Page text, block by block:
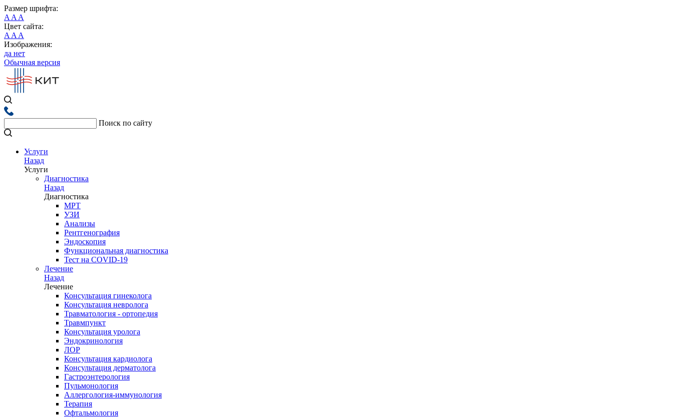
Размер шрифта:
A A A
Цвет сайта:
A A A
Изображения:
да нет
Обычная версия
Поиск по сайту
Услуги
Назад
Услуги
Диагностика
Назад
Диагностика
МРТ
УЗИ
Анализы
Рентгенография
Эндоскопия
Функциональная диагностика
Тест на COVID-19
Лечение
Назад
Лечение
Консультация гинеколога
Консультация невролога
Травматология - ортопедия
Травмпункт
Консультация уролога
Эндокринология
ЛОР
Консультация кардиолога
Консультация дерматолога
Гастроэнтерология
Пульмонология
Аллергология-иммунология
Терапия
Офтальмология